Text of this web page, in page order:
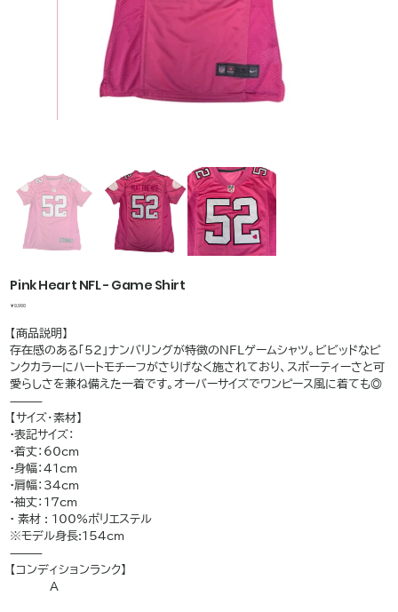
Pink Heart NFL - Game Shirt
価
￥9,990
【商品説明】
存在感のある「52」ナンバリングが特徴のNFLゲームシャツ。ビビッドなピ
ンクカラーにハートモチーフがさりげなく施されており、スポーティーさと可
愛らしさを兼ね備えた一着です。オーバーサイズでワンピース風に着ても◎
⸻
【サイズ・素材】
•表記サイズ：
•着丈：60cm
•身幅：41cm
•肩幅：34cm
•袖丈：17cm
• 素材 : 100%ポリエステル
※モデル身長:154cm
⸻
【コンディションランク】
A